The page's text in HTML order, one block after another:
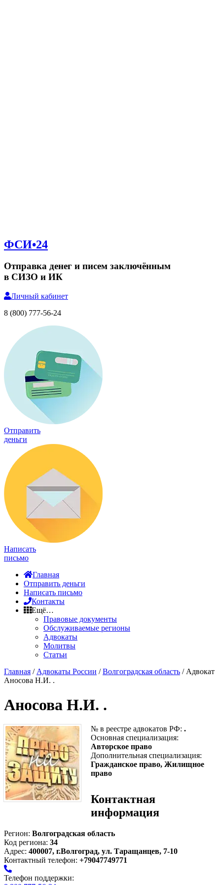
ФСИ•24
Отправка денег и писем заключённым
в СИЗО и ИК
Личный кабинет
8 (800) 777-56-24
Отправить
деньги
Написать
письмо
Главная
Отправить деньги
Написать письмо
Контакты
Ещё…
Правовые документы
Обслуживаемые регионы
Адвокаты
Молитвы
Статьи
Главная / Адвокаты России /Волгоградская область / Адвокат
Аносова Н.И. .
Аносова Н.И. .
№ в реестре адвокатов РФ: .
Основная специализация:
Авторское право
Дополнительная специализация:
Гражданское право, Жилищное
право
Контактная
информация
Регион: Волгоградская область
Код региона: 34
Адрес: 400007, г.Волгоград, ул. Таращанцев, 7-10
Контактный телефон: +79047749771
Телефон поддержки: